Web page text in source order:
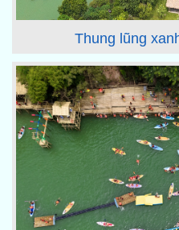
Thung lũng